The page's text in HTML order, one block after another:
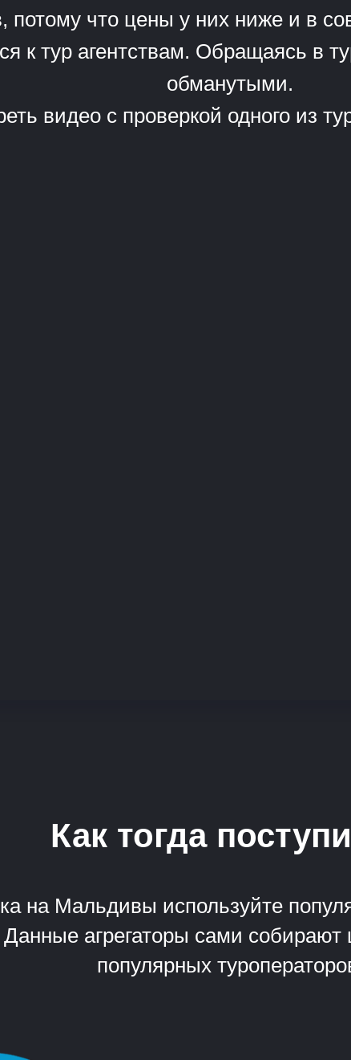
потому что цены у них ниже и в
к тур агентствам. Обращаясь в
обманутыми.
видео с проверкой одного из
Как тогда
на Мальдивы используйте
агрегаторы сами
популярных